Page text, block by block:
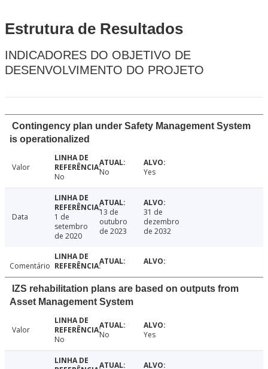
Estrutura de Resultados
INDICADORES DO OBJETIVO DE
DESENVOLVIMENTO DO PROJETO
Contingency plan under Safety Management System
is operationalized
Valor
No
No Yes
Data
1 de
setembro
de 2020
13 de
outubro
de 2023
31 de
dezembro
de 2032
Comentário
IZS rehabilitation plans are based on outputs from
Asset Management System
Valor
No
No Yes